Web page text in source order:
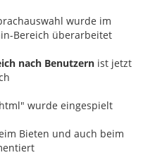
wurde im
Bereich überarbeitet
nach Benutzern ist jetzt
wurde eingespielt
Bieten und auch beim